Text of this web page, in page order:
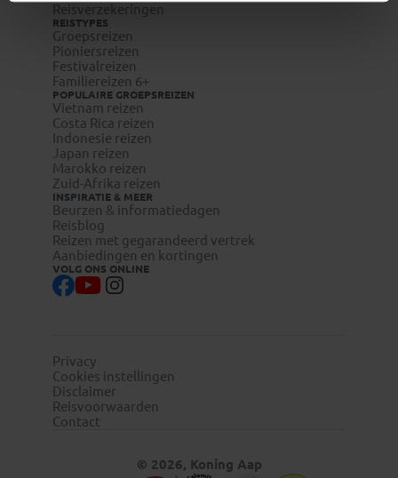
Reisverzekeringen
REISTYPES
Groepsreizen
Pioniersreizen
Festivalreizen
Familiereizen 6+
POPULAIRE GROEPSREIZEN
Vietnam reizen
Costa Rica reizen
Indonesie reizen
Japan reizen
Marokko reizen
Zuid-Afrika reizen
INSPIRATIE & MEER
Beurzen & informatiedagen
Reisblog
Reizen met gegarandeerd vertrek
Aanbiedingen en kortingen
VOLG ONS ONLINE
Privacy
Cookies instellingen
Disclaimer
Reisvoorwaarden
Contact
© 2026, Koning Aap